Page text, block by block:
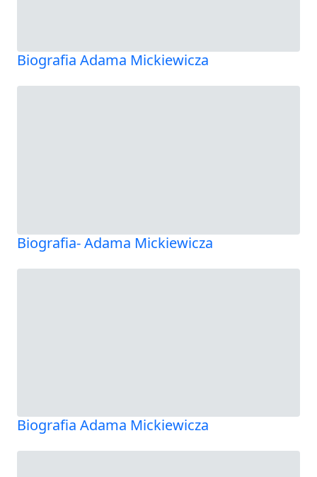
Biografia Adama Mickiewicza
Biografia- Adama Mickiewicza
Biografia Adama Mickiewicza